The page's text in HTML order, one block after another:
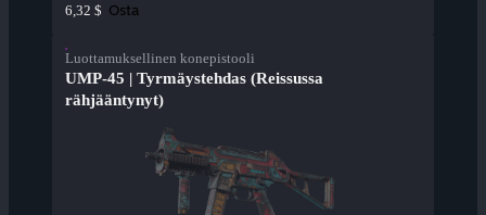
6,32 $ Osta
Luottamuksellinen konepistooli
UMP-45 | Tyrmäystehdas (Reissussa
rähjääntynyt)